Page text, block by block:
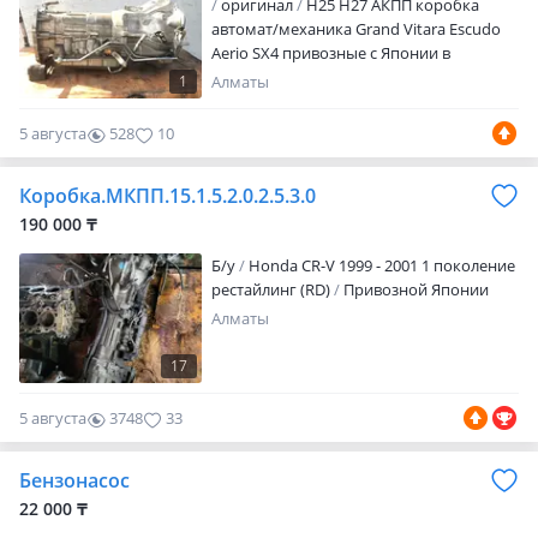
аласыз. * Жумыс уақыты ДС-Жұма 9: 00
18: 00 Сенбі 10: 00 15: 00
1
оригинал
H25 H27 АКПП коробка
автомат/механика Grand Vitara Escudo
Aerio SX4 привозные с Японии в
оригинале. Минимальные пробеги.
Алматы
5 августа 528 10
Коробка.МКПП.15.1.5.2.0.2.5.3.0
190 000 ₸
17
Б/y
Honda CR-V 1999 - 2001 1 поколение
рестайлинг (RD)
Привозной Японии
Алматы
5 августа 3748 33
Бензонасос
22 000 ₸